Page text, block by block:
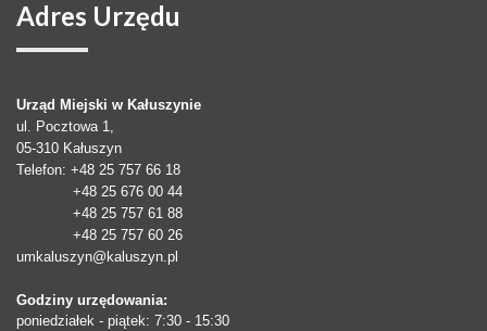
Adres Urzędu
Urząd Miejski w Kałuszynie
ul. Pocztowa 1,
05-310 Kałuszyn
Telefon: +48 25 757 66 18
+48 25 676 00 44
+48 25 757 61 88
+48 25 757 60 26
umkaluszyn@kaluszyn.pl
Godziny urzędowania:
poniedziałek - piątek: 7:30 - 15:30